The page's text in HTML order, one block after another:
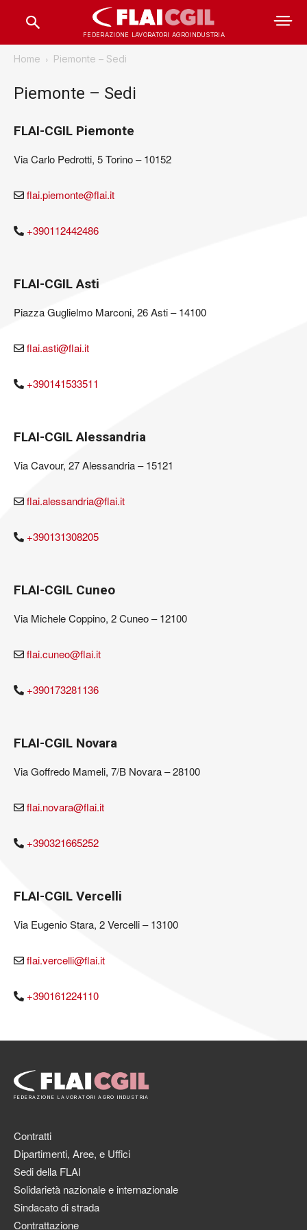
FEDERAZIONE LAVORATORI AGROINDUSTRIA
Home Piemonte – Sedi
Piemonte – Sedi
FLAI-CGIL Piemonte
Via Carlo Pedrotti, 5 Torino – 10152
flai.piemonte@flai.it
+390112442486
FLAI-CGIL Asti
Piazza Guglielmo Marconi, 26 Asti – 14100
flai.asti@flai.it
+390141533511
FLAI-CGIL Alessandria
Via Cavour, 27 Alessandria – 15121
flai.alessandria@flai.it
+390131308205
FLAI-CGIL Cuneo
Via Michele Coppino, 2 Cuneo – 12100
flai.cuneo@flai.it
+390173281136
FLAI-CGIL Novara
Via Goffredo Mameli, 7/B Novara – 28100
flai.novara@flai.it
+390321665252
FLAI-CGIL Vercelli
Via Eugenio Stara, 2 Vercelli – 13100
flai.vercelli@flai.it
+390161224110
FEDERAZIONE LAVORATORI AGRO INDUSTRIA
Contratti
Dipartimenti, Aree, e Uffici
Sedi della FLAI
Solidarietà nazionale e internazionale
Sindacato di strada
Contrattazione